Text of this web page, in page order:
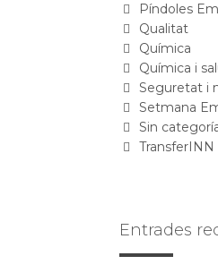
Píndoles
Qualitat
Química
Química i
Seguretat i
Setmana
Sin
TransferINN
Entrades